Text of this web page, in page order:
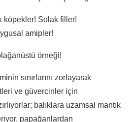
köpekler! Solak filler!
amipler!
örneği!
sınırlarını zorlayarak
ve güvercinler için
balıklara uzamsal mantık
papağanlardan